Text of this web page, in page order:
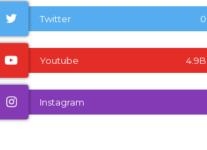
Twitter 0
Youtube 4.9B
Instagram